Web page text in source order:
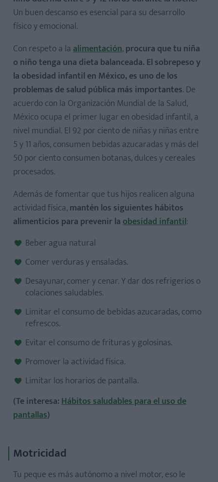
Un buen descanso es esencial para su desarrollo
físico y emocional.
Con respeto a la alimentación,procura que tu niña
o niño tenga una dieta balanceada. El sobrepeso y
la obesidad infantil en México, es uno de los
problemas de salud pública más importantes. De
acuerdo con la Organización Mundial de la Salud,
México ocupa el primer lugar en obesidad infantil, a
nivel mundial. El 92 por ciento de niñas y niñas entre
5 y 11 años, consumen bebidas azucaradas y más del
50 por ciento consumen botanas, dulces y cereales
procesados.
Además de fomentar que tus hijos realicen alguna
actividad física,mantén los siguientes hábitos
alimenticios para prevenir laobesidad infantil:
Beber agua natural
Comer verduras y ensaladas.
Desayunar, comer y cenar. Y dar dos refrigerios o
colaciones saludables.
Limitar el consumo de bebidas azucaradas, como
refrescos.
Evitar el consumo de frituras y golosinas.
Promover la actividad física.
Limitar los horarios de pantalla.
(Te interesa:Hábitos saludables para el uso de
pantallas)
Motricidad
Tu peque es más autónomo a nivel motor, eso le